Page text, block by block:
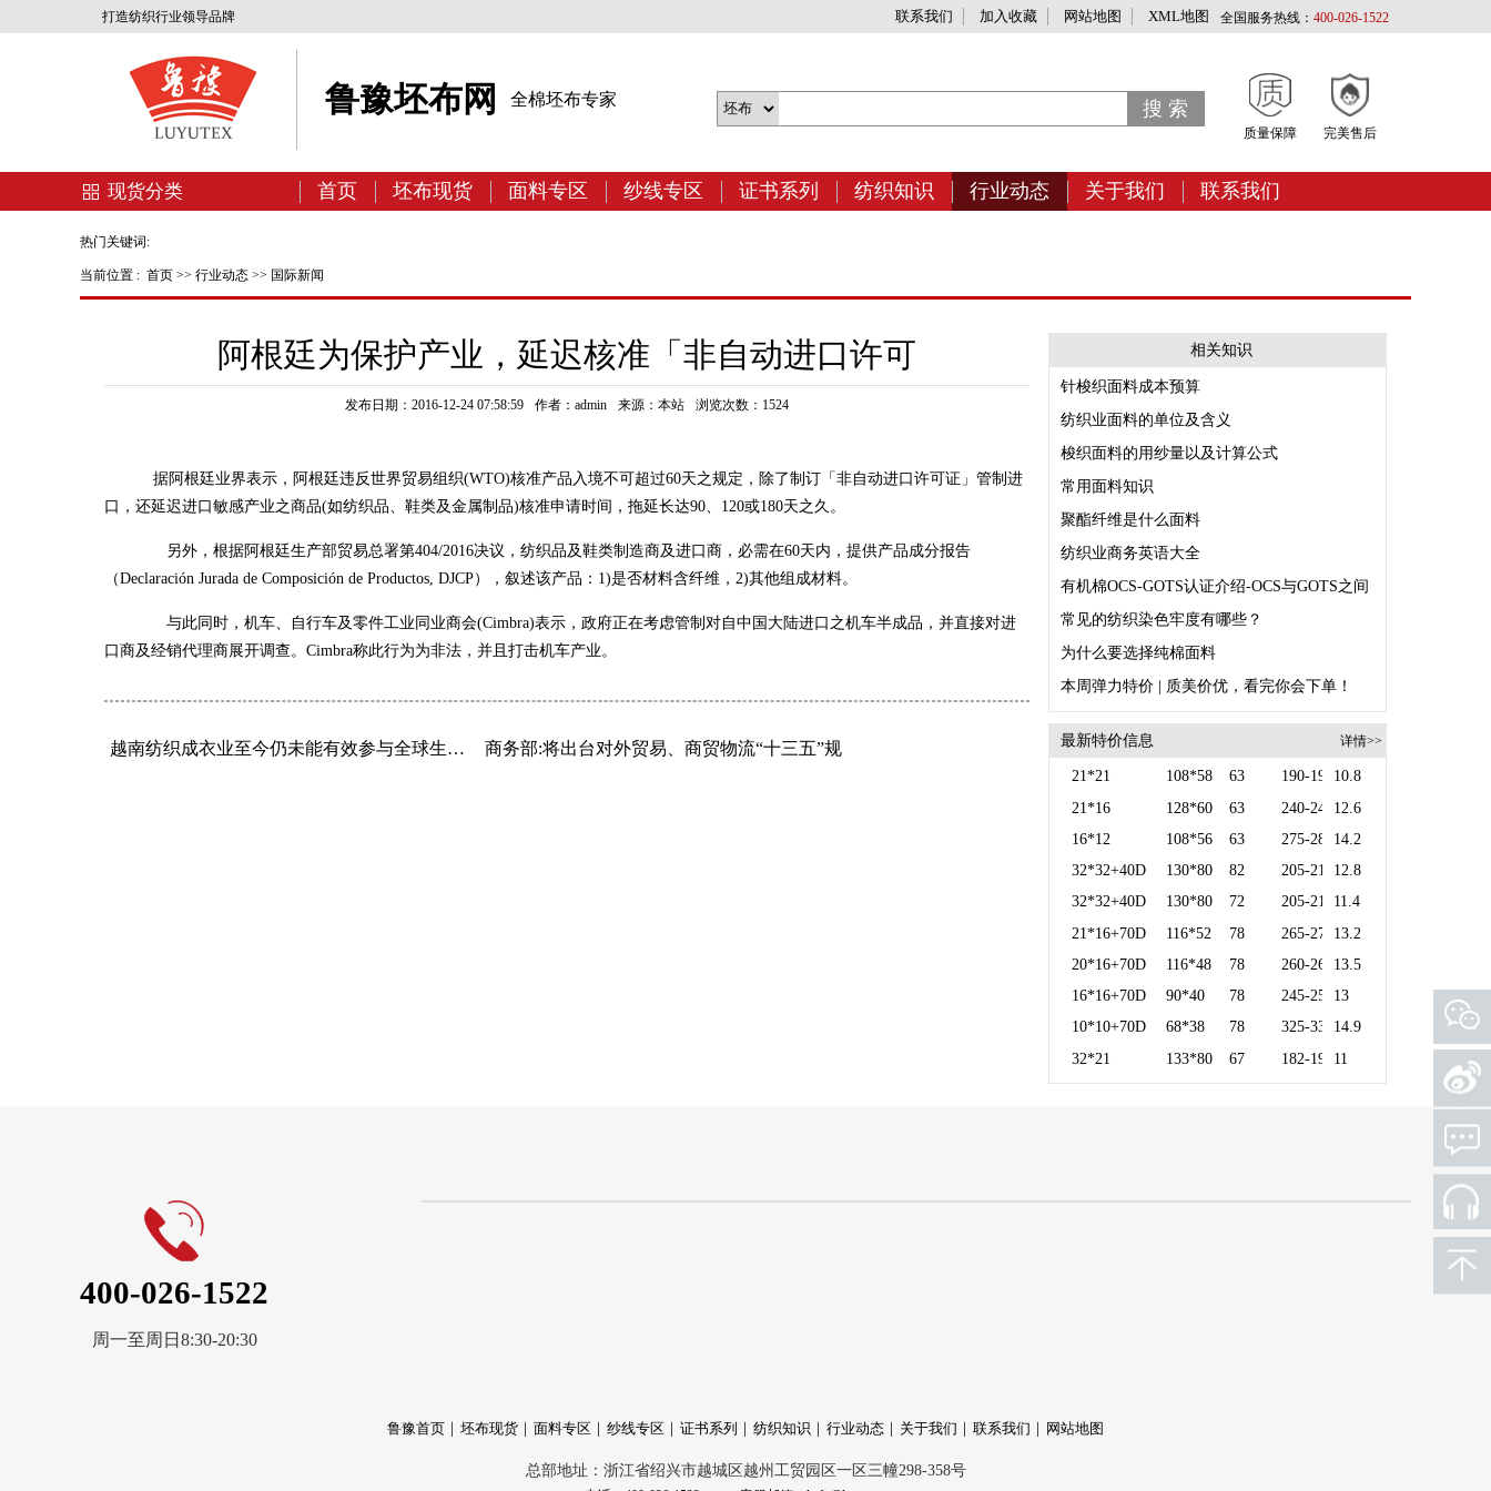
打造纺织行业领导品牌 联系我们 加入收藏 网站地图 XML地图 全国服务热线： 400-026-1522
鲁豫坯布网 全棉坯布专家
质量保障 完美售后
现货分类 首页 坯布现货 面料专区 纱线专区 证书系列 纺织知识 行业动态 关于我们 联系我们
热门关键词:
当前位置 : 首页 >> 行业动态 >> 国际新闻
阿根廷为保护产业，延迟核准「非自动进口许可
发布日期：2016-12-24 07:58:59 作者：admin 来源：本站 浏览次数：1524
据阿根廷业界表示，阿根廷违反世界贸易组织(WTO)核准产品入境不可超过60天之规定，除了制订「非自动进口许可证」管制进
口，还延迟进口敏感产业之商品(如纺织品、鞋类及金属制品)核准申请时间，拖延长达90、120或180天之久。
另外，根据阿根廷生产部贸易总署第404/2016决议，纺织品及鞋类制造商及进口商，必需在60天内，提供产品成分报告
（Declaración Jurada de Composición de Productos, DJCP），叙述该产品：1)是否材料含纤维，2)其他组成材料。
与此同时，机车、自行车及零件工业同业商会(Cimbra)表示，政府正在考虑管制对自中国大陆进口之机车半成品，并直接对进
口商及经销代理商展开调查。Cimbra称此行为为非法，并且打击机车产业。
越南纺织成衣业至今仍未能有效参与全球生产链 商务部:将出台对外贸易、商贸物流“十三五”规
相关知识
针梭织面料成本预算
纺织业面料的单位及含义
梭织面料的用纱量以及计算公式
常用面料知识
聚酯纤维是什么面料
纺织业商务英语大全
常见的纺织染色牢度有哪些？
为什么要选择纯棉面料
本周弹力特价 | 质美价优，看完你会下单！
最新特价信息 详情>>
21*21 108*58 63 190-195 10.8
21*16
128*60 63 240-245 12.6
16*12
108*56 63 275-280 14.2
32*32+40D
130*80 82 205-210 12.8
32*32+40D
130*80 72 205-210 11.4
21*16+70D
116*52 78 265-270 13.2
20*16+70D
116*48 78 260-265 13.5
16*16+70D
90*40 78 245-250 13
10*10+70D
68*38 78 325-330 14.9
32*21
133*80 67 182-190 11
400-026-1522
周一至周日8:30-20:30
鲁豫首页 坯布现货 面料专区 纱线专区 证书系列 纺织知识 行业动态 关于我们 联系我们 网站地图
总部地址：浙江省绍兴市越城区越州工贸园区一区三幢298-358号